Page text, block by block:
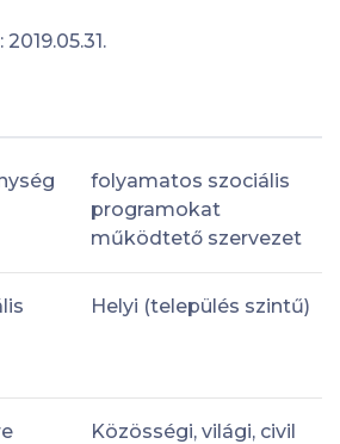
folyamatos szociális
programokat
működtető szervezet
Helyi (település szintű)
Közösségi, világi, civil